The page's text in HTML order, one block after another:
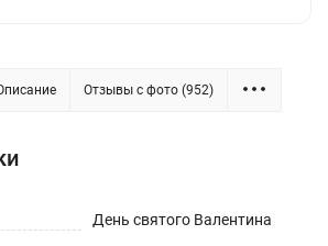
экологически
нескользкости,
ГИБКОГО СТЕКЛА
Отзывы с фото (952)
День святого Валентина